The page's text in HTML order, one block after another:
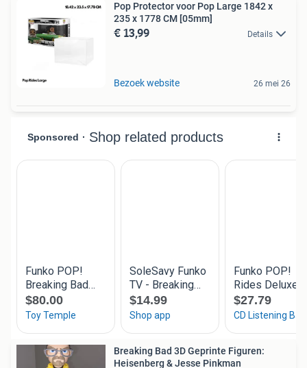
Pop Protector voor Pop Large 1842 x
235 x 1778 CM [05mm]
€ 13,99 Details
Bezoek website 26 mei 26
Breaking Bad 3D Geprinte Figuren:
Heisenberg & Jesse Pinkman